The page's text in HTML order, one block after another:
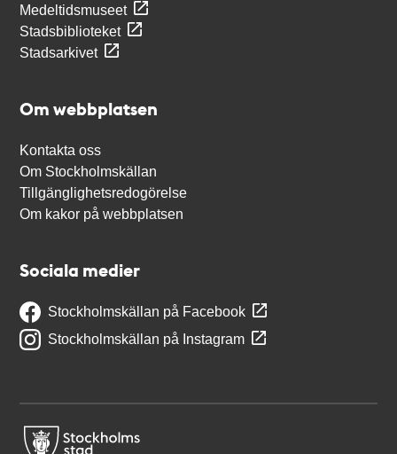
Medeltidsmuseet
Stadsbiblioteket
Stadsarkivet
Om webbplatsen
Kontakta oss
Om Stockholmskällan
Tillgänglighetsredogörelse
Om kakor på webbplatsen
Sociala medier
Stockholmskällan på Facebook
Stockholmskällan på Instagram